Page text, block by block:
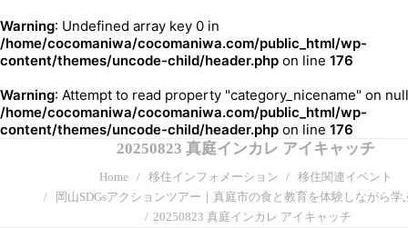
Warning: Undefined array key 0 in
/home/cocomaniwa/cocomaniwa.com/public_html/wp-
content/themes/uncode-child/header.php on line 176
Warning: Attempt to read property "category_nicename" on
/home/cocomaniwa/cocomaniwa.com/public_html/wp-
content/themes/uncode-child/header.php on line 176
20250823 真庭インカレ アイキャッチ
Home 移住インフォメーション
移住関連イベント
岡山SDGsアクションツアー｜真庭市の食と教育を体験しながら学
20250823 真庭インカレ アイキャッチ